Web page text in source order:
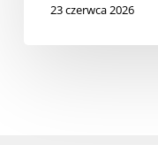
23 czerwca 2026